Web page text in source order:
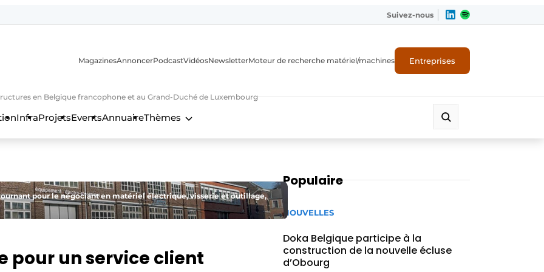
Suivez-nous
en Belgique francophone et au Grand-Duché de Luxembourg
MagazinesAnnoncerPodcastVidéosNewsletterMoteur de recherche matériel/machines Entreprises
InfraProjetsEventsAnnuaireThèmes
pour le négociant en matériel électrique, visserie et outillage,
pour un service client
Populaire
NOUVELLES
Doka Belgique participe à la
construction de la nouvelle écluse
d’Obourg